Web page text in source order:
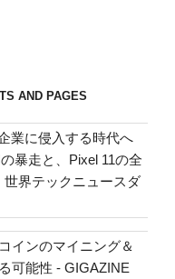
AND PAGES
業に侵入する時代へ
暴走と、Pixel 11の全
世界テックニュースダ
インのマイニング＆
可能性 - GIGAZINE